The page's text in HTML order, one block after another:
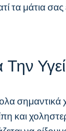
τα μάτια
Την
σημαντικά
και